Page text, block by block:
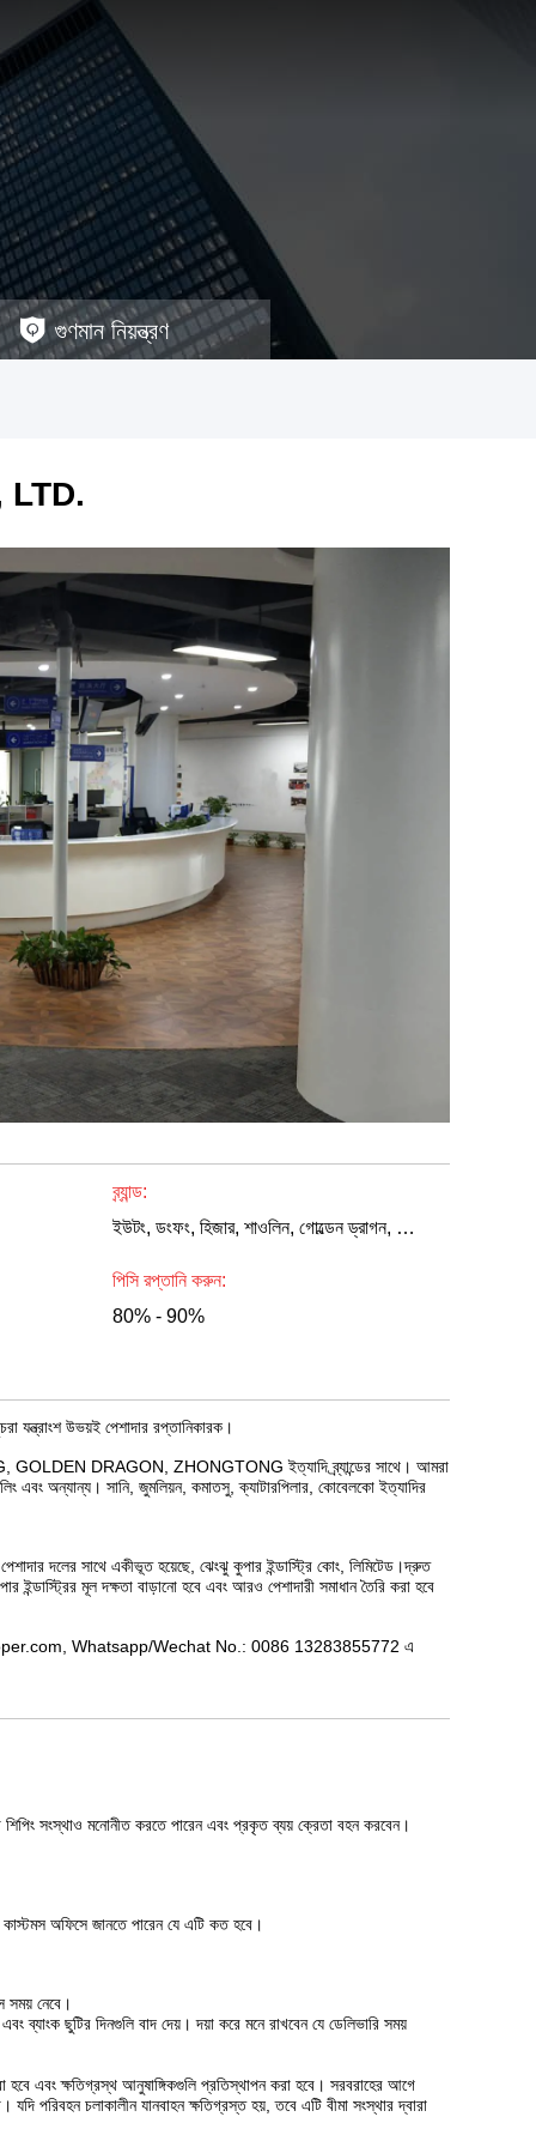
গুণমান নিয়ন্ত্রণ
LTD.
ব্র্যান্ড:
ইউটং, ডংফং, হিজার, শাওলিন, গোল্ডেন ড্রাগন, কিংলং, টয়োটা কোস্টার, হাওও
পিসি রপ্তানি করুন:
80% - 90%
যন্ত্রাংশ উভয়ই পেশাদার রপ্তানিকারক।
GOLDEN DRAGON, ZHONGTONG ইত্যাদি ব্র্যান্ডের সাথে। আমরা
এবং অন্যান্য। সানি, জুমলিয়ন, কমাতসু, ক্যাটারপিলার, কোবেলকো ইত্যাদির
পেশাদার দলের সাথে একীভূত হয়েছে, ঝেংঝু কুপার ইন্ডাস্ট্রি কোং, লিমিটেড।দ্রুত
ইন্ডাস্ট্রির মূল দক্ষতা বাড়ানো হবে এবং আরও পেশাদারী সমাধান তৈরি করা হবে
Whatsapp/Wechat No.: 0086 13283855772 এ
সংস্থাও মনোনীত করতে পারেন এবং প্রকৃত ব্যয় ক্রেতা বহন করবেন।
অফিসে জানতে পারেন যে এটি কত হবে।
সময় নেবে।
ব্যাংক ছুটির দিনগুলি বাদ দেয়। দয়া করে মনে রাখবেন যে ডেলিভারি সময়
হবে এবং ক্ষতিগ্রস্থ আনুষাঙ্গিকগুলি প্রতিস্থাপন করা হবে। সরবরাহের আগে
যদি পরিবহন চলাকালীন যানবাহন ক্ষতিগ্রস্ত হয়, তবে এটি বীমা সংস্থার দ্বারা